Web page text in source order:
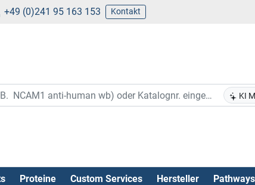
+49 (0)241 95 163 153 Kontakt
KI
Proteine Custom Services Hersteller Pathways